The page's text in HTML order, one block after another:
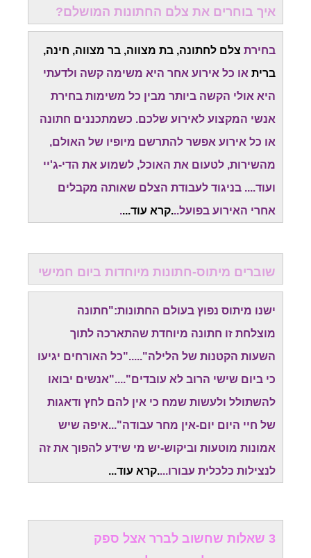
איך בוחרים את צלם החתונות המושלם?
בחירת צלם לחתונה, בת מצווה, בר מצווה, חינה,
ברית או כל אירוע אחר היא משימה קשה ולדעתי
היא אולי הקשה ביותר מבין כל משימות בחירת
אנשי המקצוע לאירוע שלכם. כשמתכננים חתונה
או כל אירוע אפשר להתרשם מיופיו של האולם,
מהשירות, לטעום את האוכל, לשמוע את הדי-ג'יי
ועוד.... בניגוד לעבודת הצלם שאותה מקבלים
אחרי האירוע בפועל...קרא עוד...
.
שוברים מיתוס-חתונות מיוחדות ביום חמישי
ישנו מיתוס נפוץ בעולם החתונות:"חתונה
מוצלחת זו חתונה מיוחדת שהתארכה לתוך
השעות הקטנות של הלילה"....."כל האורחים יגיעו
כי ביום שישי הרוב לא עובדים"...."אנשים יבואו
להשתולל ולעשות שמח כי אין להם לחץ ודאגות
של חיי היום יום-אין מחר עבודה"...איפה שיש
אמונות מוטעות וביקוש-יש מי שידע להפוך את זה
לנצילות כלכלית עבורו....קרא עוד...
3 שאלות שחשוב לברר אצל ספק